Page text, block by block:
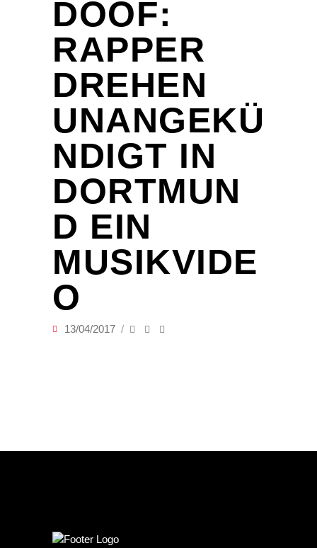
DOOF:
RAPPER
DREHEN
UNANGEKÜ
NDIGT IN
DORTMUN
D EIN
MUSIKVIDE
O
13/04/2017